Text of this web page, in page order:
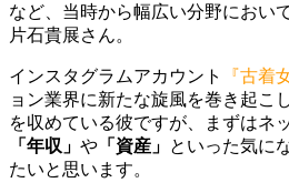
など、当時から幅広い分野におい
片石貴展さん。
インスタグラムアカウント 『古着
ョン業界に新たな旋風を巻き起こ
を収めている彼ですが、まずはネ
「年収」 や 「資産」 といった気に
たいと思います。